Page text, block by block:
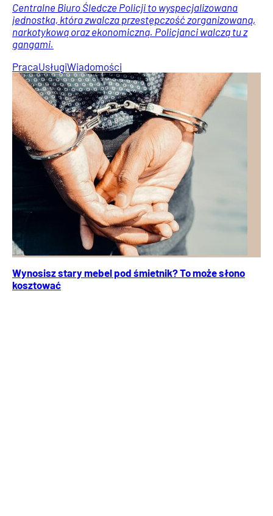
Centralne Biuro Śledcze Policji to wyspecjalizowana
jednostka, która zwalcza przestępczość zorganizowaną,
narkotykową oraz ekonomiczną. Policjanci walczą tu z
gangami.
PracaUsługiWiadomości
Wynosisz stary mebel pod śmietnik? To może słono
kosztować